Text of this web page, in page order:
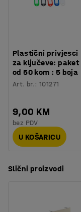
zadovoljava vaše
modularni sustav
pohranu po
fleksibilniji tokom
Plastični privjesci
za ključeve: paket
od 50 kom : 5 boja
Art. br.:101271
9,00 KM
bez PDV
U KOŠARICU
Slični proizvodi